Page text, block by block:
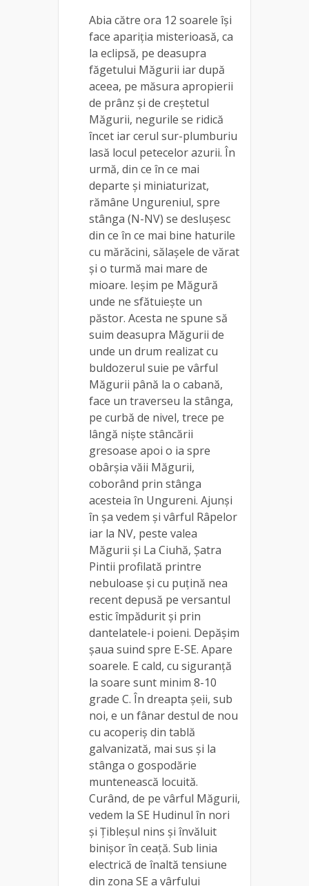
Abia către ora 12 soarele își
face apariția misterioasă, ca
la eclipsă, pe deasupra
făgetului Măgurii iar după
aceea, pe măsura apropierii
de prânz și de creștetul
Măgurii, negurile se ridică
încet iar cerul sur-plumburiu
lasă locul petecelor azurii. În
urmă, din ce în ce mai
departe și miniaturizat,
rămâne Ungureniul, spre
stânga (N-NV) se deslușesc
din ce în ce mai bine haturile
cu mărăcini, sălașele de vărat
și o turmă mai mare de
mioare. Ieșim pe Măgură
unde ne sfătuiește un
păstor. Acesta ne spune să
suim deasupra Măgurii de
unde un drum realizat cu
buldozerul suie pe vârful
Măgurii până la o cabană,
face un traverseu la stânga,
pe curbă de nivel, trece pe
lângă niște stâncării
gresoase apoi o ia spre
obârșia văii Măgurii,
coborând prin stânga
acesteia în Ungureni. Ajunși
în șa vedem și vârful Râpelor
iar la NV, peste valea
Măgurii și La Ciuhă, Șatra
Pintii profilată printre
nebuloase și cu puțină nea
recent depusă pe versantul
estic împădurit și prin
dantelatele-i poieni. Depășim
șaua suind spre E-SE. Apare
soarele. E cald, cu siguranță
la soare sunt minim 8-10
grade C. În dreapta șeii, sub
noi, e un fânar destul de nou
cu acoperiș din tablă
galvanizată, mai sus și la
stânga o gospodărie
muntenească locuită.
Curând, de pe vârful Măgurii,
vedem la SE Hudinul în nori
și Țibleșul nins și învăluit
binișor în ceață. Sub linia
electrică de înaltă tensiune
din zona SE a vârfului